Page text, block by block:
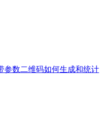
参数二维码如何生成和统计